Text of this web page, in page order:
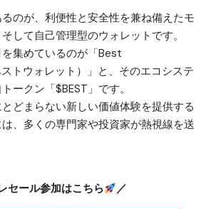
のが、利便性と安全性を兼ね備えたモ
して自己管理型のウォレットです。
集めているのが「Best
トウォレット）」と、そのエコシステ
ークン「$BEST」です。
どまらない新しい価値体験を提供する
、多くの専門家や投資家が熱視線を送
セール参加はこちら ／